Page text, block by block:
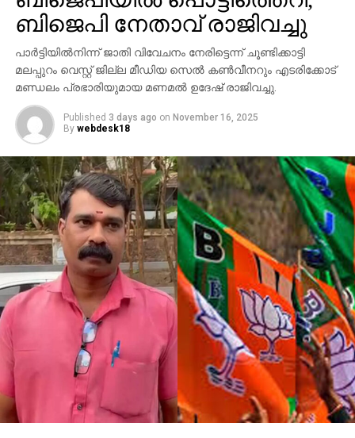
ആവശ്യങ്ങള്‍ക്കായി എറണാകുളത്ത് എത്തിയവരാണ്
പ്രതികളെന്ന് പൊലീസ് കണ്ടെത്തിയിട്ടുണ്ട്.
സംഭവത്തില്‍ അലീനയുടെ കൈക്ക് പരുക്കേല്‍ക്കുകയും
ചെയ്തു.
ബിജെപി നേതാവ് രാജിവച്ചു
പാര്‍ട്ടിയില്‍നിന്ന് ജാതി വിവേചനം നേരിട്ടെന്ന് ചൂണ്ടിക്കാട്ടി
മലപ്പുറം വെസ്റ്റ് ജില്ല മീഡിയ സെല്‍ കണ്‍വീനറും എടരിക്കോട്
മണ്ഡലം പ്രഭാരിയുമായ മണമല്‍ ഉദേഷ് രാജിവച്ചു.
Published 3 days ago on November 16, 2025
By webdesk18